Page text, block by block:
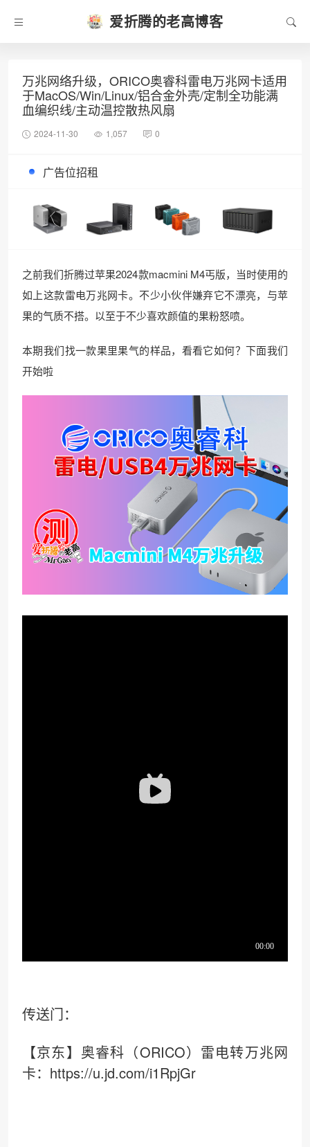
爱折腾的老高博客
万兆网络升级，ORICO奥睿科雷电万兆网卡适用
于MacOS/Win/Linux/铝合金外壳/定制全功能满
血编织线/主动温控散热风扇
2024-11-30 1,057 0
广告位招租
之前我们折腾过苹果2024款macmini M4丐版，当时使用的
如上这款雷电万兆网卡。不少小伙伴嫌弃它不漂亮，与苹
果的气质不搭。以至于不少喜欢颜值的果粉怒喷。
本期我们找一款果里果气的样品，看看它如何？下面我们
开始啦
传送门：
【京东】奥睿科（ORICO）雷电转万兆网
卡：https://u.jd.com/i1RpjGr